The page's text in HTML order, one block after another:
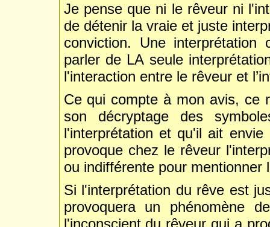
Je pense que ni le rêveur ni
de détenir la vraie et juste
conviction. Une
parler de LA seule
l'interaction entre le rêveur et
Ce qui compte à mon avis, ce
son décryptage des
l'interprétation et qu'il ait
provoque chez le rêveur
ou indifférente pour mentionner
Si l'interprétation du rêve est
provoquera un phénomène